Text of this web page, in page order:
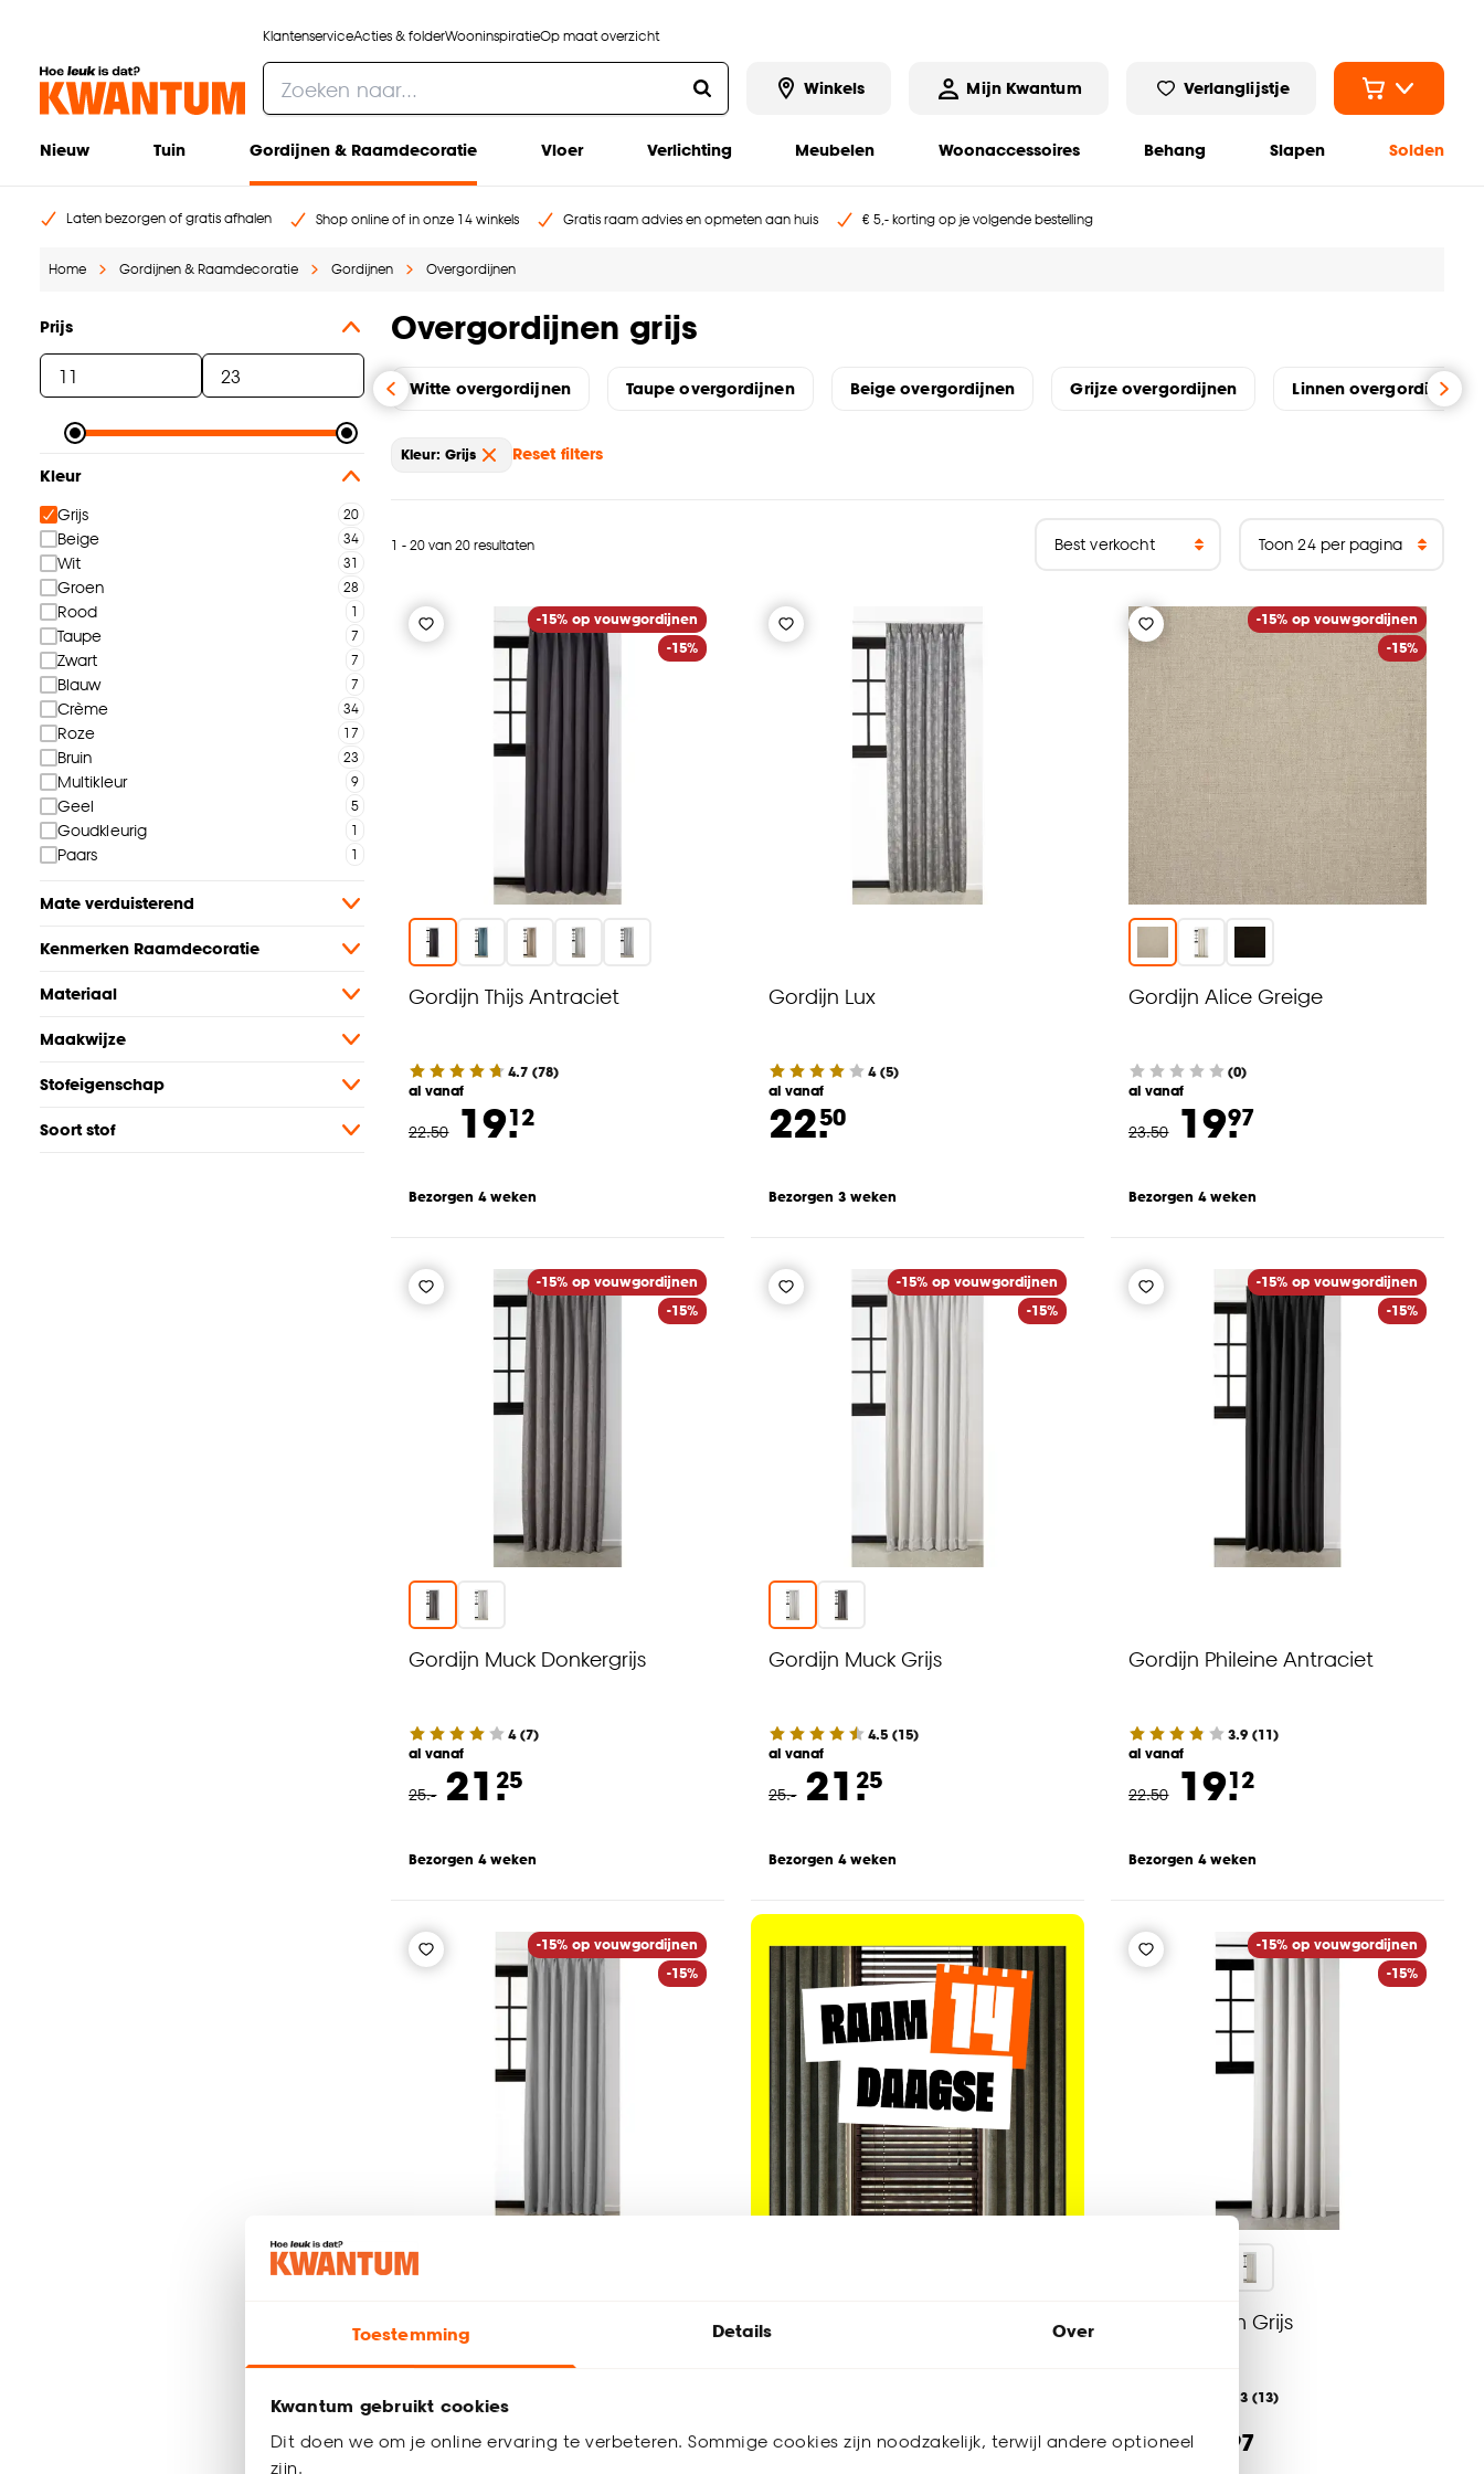
Toestemming Details Over
Kwantum gebruikt cookies
Dit doen we om je online ervaring te verbeteren. Sommige cookies zijn noodzakelijk, terwijl andere optioneel
zijn.
KlantenserviceActies & folderWooninspiratieOp maat overzicht
Winkels Mijn Kwantum Verlanglijstje
Nieuw Tuin Gordijnen & Raamdecoratie Vloer Verlichting Meubelen Woonaccessoires Behang Slapen Solden
Laten bezorgen of gratis afhalen Shop online of in onze 14 winkels Gratis raam advies en opmeten aan huis € 5,- korting op je volgende bestelling
Home Gordijnen & Raamdecoratie Gordijnen Overgordijnen
Prijs
Kleur
Grijs
Beige
Wit
Groen
Rood
Taupe
Zwart
Blauw
Crème
Roze
Bruin
Multikleur
Geel
Goudkleurig
Paars
Mate verduisterend
Kenmerken Raamdecoratie
Materiaal
Maakwijze
Stofeigenschap
Soort stof
Overgordijnen grijs
Witte overgordijnen Taupe overgordijnen Beige overgordijnen Grijze overgordijnen Linnen overgordijnen
Kleur: Grijs Reset filters
1 - 20 van 20 resultaten
-15% op vouwgordijnen
-15%
Gordijn Thijs Antraciet
4.7 (78)
al vanaf
22.50 19.12
Bezorgen 4 weken
Gordijn Lux
4(5)
al vanaf
22.50
Bezorgen 3 weken
-15% op vouwgordijnen
-15%
Gordijn Alice Greige
(0)
al vanaf
23.50 19.97
Bezorgen 4 weken
-15% op vouwgordijnen
-15%
Gordijn Muck Donkergrijs
4(7)
al vanaf
25.- 21.25
Bezorgen 4 weken
-15% op vouwgordijnen
-15%
Gordijn Muck Grijs
4.5 (15)
al vanaf
25.- 21.25
Bezorgen 4 weken
-15% op vouwgordijnen
-15%
Gordijn Phileine Antraciet
3.9 (11)
al vanaf
22.50 19.12
Bezorgen 4 weken
-15% op vouwgordijnen
-15%
al vanaf
20 17.
-
-15% op vouwgordijnen
-15%
Gordijn Sam Grijs
4.3 (13)
19. 97